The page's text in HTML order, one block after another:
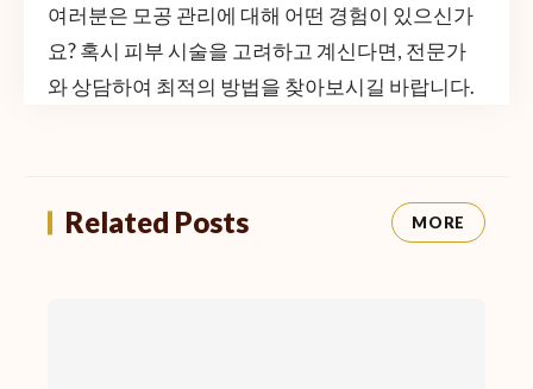
여러분은 모공 관리에 대해 어떤 경험이 있으신가
요? 혹시 피부 시술을 고려하고 계신다면, 전문가
와 상담하여 최적의 방법을 찾아보시길 바랍니다.
Related Posts MORE